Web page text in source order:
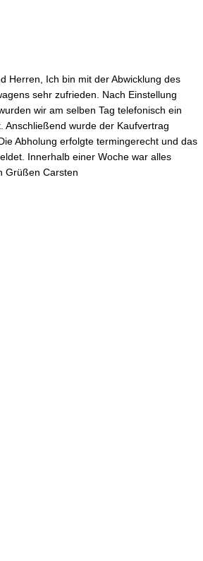
Herren, Ich bin mit der Abwicklung des
sehr zufrieden. Nach Einstellung
wir am selben Tag telefonisch ein
Anschließend wurde der Kaufvertrag
Abholung erfolgte termingerecht und das
Innerhalb einer Woche war alles
Grüßen Carsten